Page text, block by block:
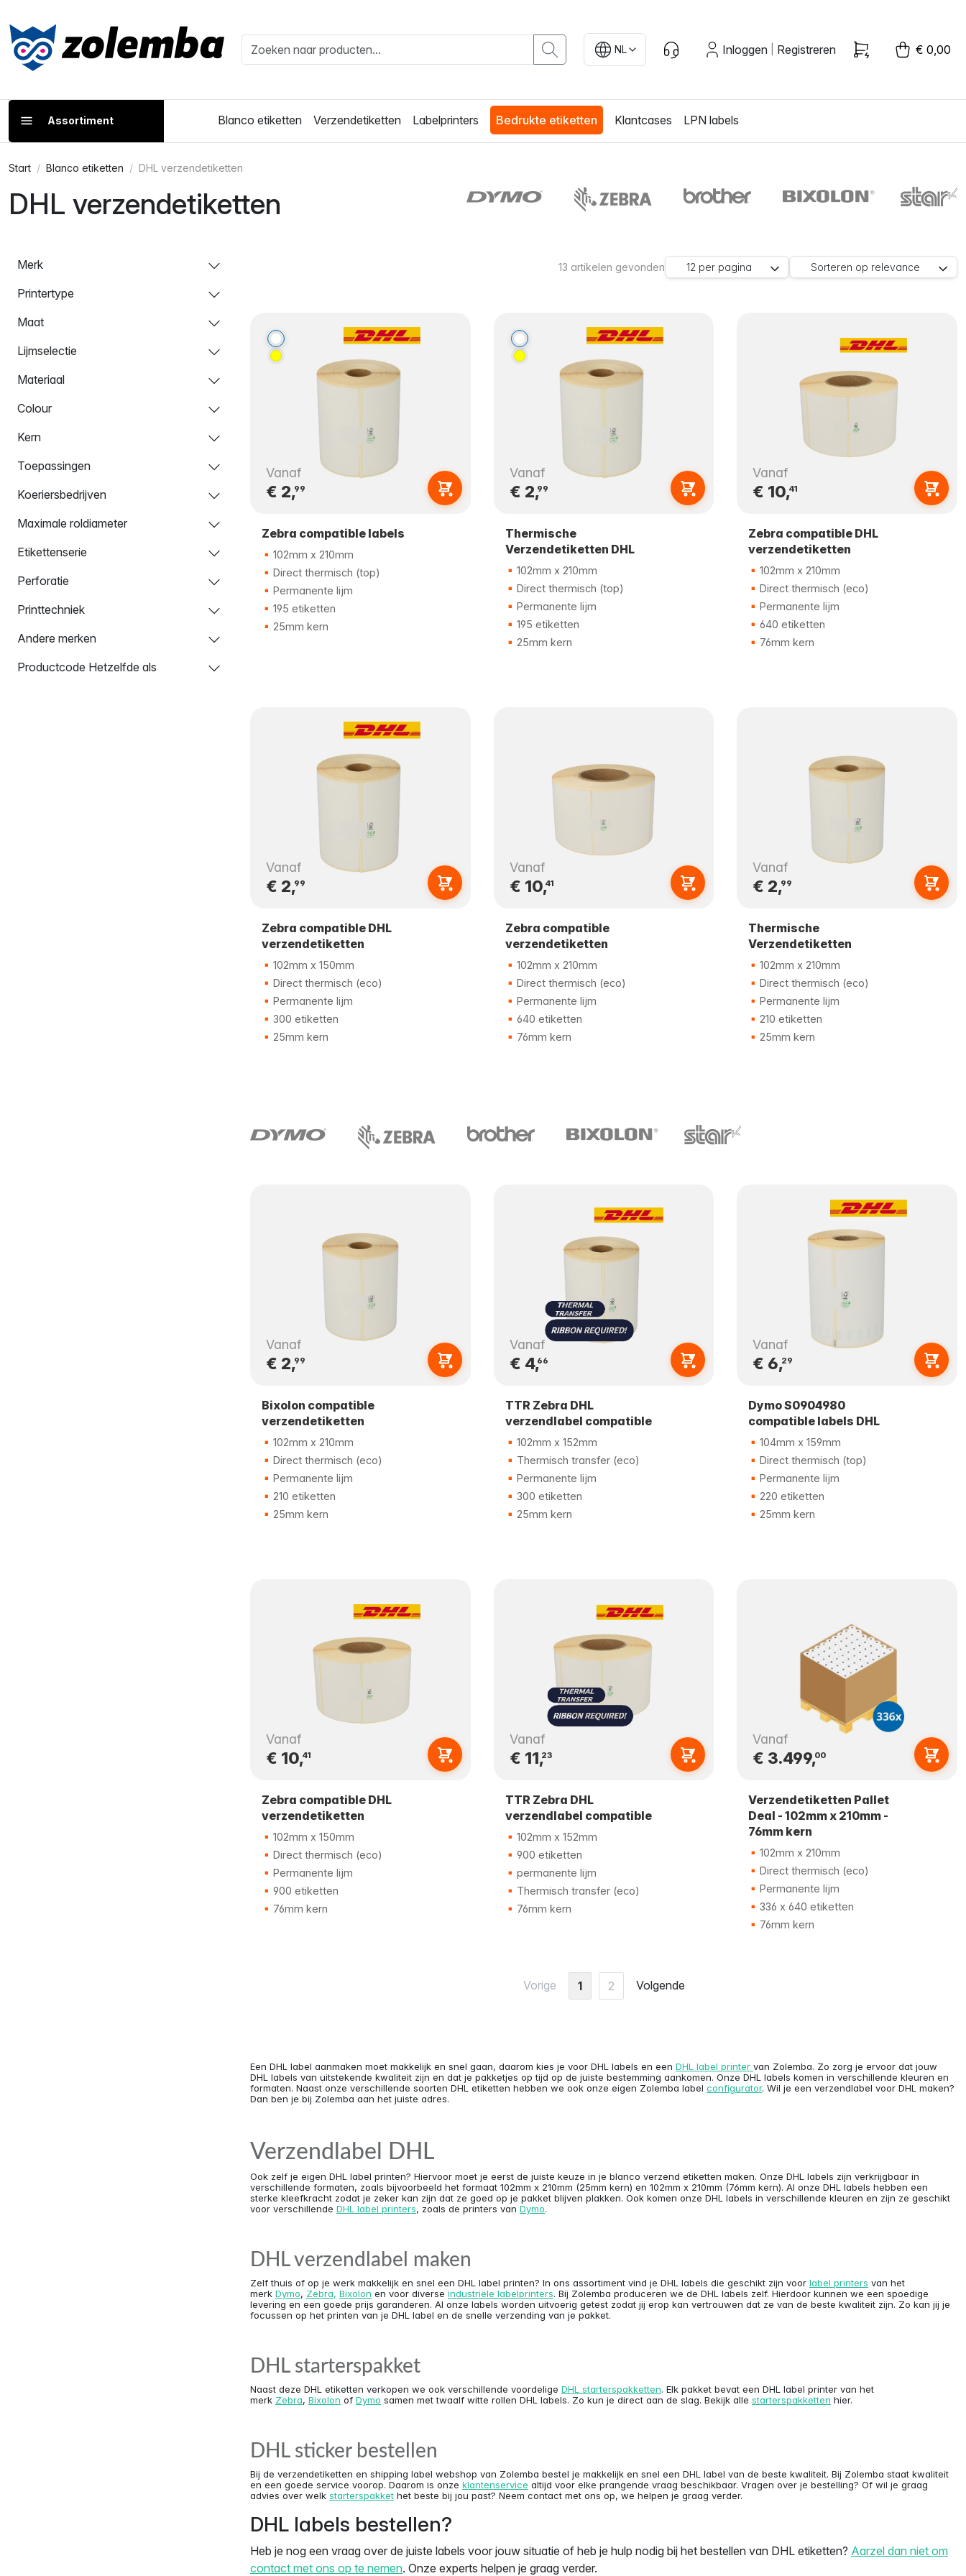
NL Inloggen Registreren € 0,00
Assortiment Blanco etiketten Verzendetiketten Labelprinters Bedrukte etiketten Klantcases LPN labels
Start Blanco etiketten DHL verzendetiketten
DHL verzendetiketten
Merk
Printertype
Maat
Lijmselectie
Materiaal
Colour
Kern
Toepassingen
Koeriersbedrijven
Maximale roldiameter
Etikettenserie
Perforatie
Printtechniek
Andere merken
Productcode Hetzelfde als
13 artikelen gevonden 12 per pagina Sorteren op relevance
Vanaf
€ 2,99
Zebra compatible labels
102mm x 210mm
Direct thermisch (top)
Permanente lijm
195 etiketten
25mm kern
Vanaf
€ 2,99
Thermische
Verzendetiketten DHL
102mm x 210mm
Direct thermisch (top)
Permanente lijm
195 etiketten
25mm kern
Vanaf
€ 10,41
Zebra compatible DHL
verzendetiketten
102mm x 210mm
Direct thermisch (eco)
Permanente lijm
640 etiketten
76mm kern
Vanaf
€ 2,99
Zebra compatible DHL
verzendetiketten
102mm x 150mm
Direct thermisch (eco)
Permanente lijm
300 etiketten
25mm kern
Vanaf
€ 10,41
Zebra compatible
verzendetiketten
102mm x 210mm
Direct thermisch (eco)
Permanente lijm
640 etiketten
76mm kern
Vanaf
€ 2,99
Thermische
Verzendetiketten
102mm x 210mm
Direct thermisch (eco)
Permanente lijm
210 etiketten
25mm kern
Vanaf
€ 2,99
Bixolon compatible
verzendetiketten
102mm x 210mm
Direct thermisch (eco)
Permanente lijm
210 etiketten
25mm kern
Vanaf
€ 4,66
TTR Zebra DHL
verzendlabel compatible
102mm x 152mm
Thermisch transfer (eco)
Permanente lijm
300 etiketten
25mm kern
Vanaf
€ 6,29
Dymo S0904980
compatible labels DHL
104mm x 159mm
Direct thermisch (top)
Permanente lijm
220 etiketten
25mm kern
Vanaf
€ 10,41
Zebra compatible DHL
verzendetiketten
102mm x 150mm
Direct thermisch (eco)
Permanente lijm
900 etiketten
76mm kern
Vanaf
€ 11,23
TTR Zebra DHL
verzendlabel compatible
102mm x 152mm
900 etiketten
permanente lijm
Thermisch transfer (eco)
76mm kern
Vanaf
€ 3.499,00
Verzendetiketten Pallet
Deal - 102mm x 210mm -
76mm kern
102mm x 210mm
Direct thermisch (eco)
Permanente lijm
336 x 640 etiketten
76mm kern
Vorige 1 2 Volgende
Een DHL label aanmaken moet makkelijk en snel gaan, daarom kies je voor DHL labels en een DHL label printer van Zolemba. Zo zorg je ervoor dat jouw
DHL labels van uitstekende kwaliteit zijn en dat je pakketjes op tijd op de juiste bestemming aankomen. Onze DHL labels komen in verschillende kleuren en
formaten. Naast onze verschillende soorten DHL etiketten hebben we ook onze eigen Zolemba label configurator. Wil je een verzendlabel voor DHL maken?
Dan ben je bij Zolemba aan het juiste adres.
Verzendlabel DHL
Ook zelf je eigen DHL label printen? Hiervoor moet je eerst de juiste keuze in je blanco verzend etiketten maken. Onze DHL labels zijn verkrijgbaar in
verschillende formaten, zoals bijvoorbeeld het formaat 102mm x 210mm (25mm kern) en 102mm x 210mm (76mm kern). Al onze DHL labels hebben een
sterke kleefkracht zodat je zeker kan zijn dat ze goed op je pakket blijven plakken. Ook komen onze DHL labels in verschillende kleuren en zijn ze geschikt
voor verschillende DHL label printers, zoals de printers van Dymo.
DHL verzendlabel maken
Zelf thuis of op je werk makkelijk en snel een DHL label printen? In ons assortiment vind je DHL labels die geschikt zijn voor label printers van het
merk Dymo, Zebra, Bixolon en voor diverse industriële labelprinters. Bij Zolemba produceren we de DHL labels zelf. Hierdoor kunnen we een spoedige
levering en een goede prijs garanderen. Al onze labels worden uitvoerig getest zodat jij erop kan vertrouwen dat ze van de beste kwaliteit zijn. Zo kan jij je
focussen op het printen van je DHL label en de snelle verzending van je pakket.
DHL starterspakket
Naast deze DHL etiketten verkopen we ook verschillende voordelige DHL starterspakketten. Elk pakket bevat een DHL label printer van het
merk Zebra, Bixolon of Dymo samen met twaalf witte rollen DHL labels. Zo kun je direct aan de slag. Bekijk alle starterspakketten hier.
DHL sticker bestellen
Bij de verzendetiketten en shipping label webshop van Zolemba bestel je makkelijk en snel een DHL label van de beste kwaliteit. Bij Zolemba staat kwaliteit
en een goede service voorop. Daarom is onze klantenservice altijd voor elke prangende vraag beschikbaar. Vragen over je bestelling? Of wil je graag
advies over welk starterspakket het beste bij jou past? Neem contact met ons op, we helpen je graag verder.
DHL labels bestellen?
Heb je nog een vraag over de juiste labels voor jouw situatie of heb je hulp nodig bij het bestellen van DHL etiketten? Aarzel dan niet om
contact met ons op te nemen. Onze experts helpen je graag verder.